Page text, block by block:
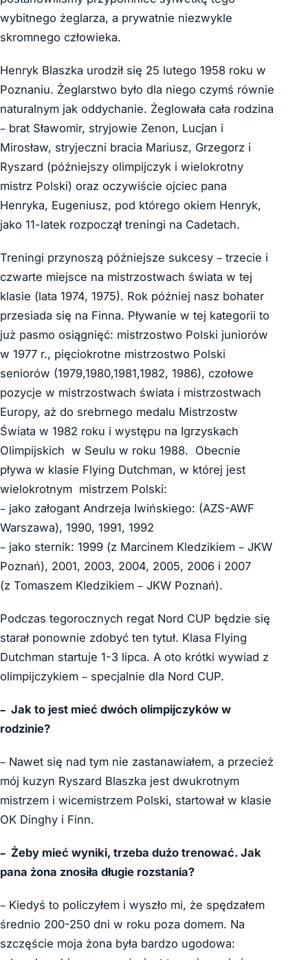
wybitnego żeglarza, a prywatnie niezwykle
skromnego człowieka.
Henryk Blaszka urodził się 25 lutego 1958 roku w
Poznaniu. Żeglarstwo było dla niego czymś równie
naturalnym jak oddychanie. Żeglowała cała rodzina
– brat Sławomir, stryjowie Zenon, Lucjan i
Mirosław, stryjeczni bracia Mariusz, Grzegorz i
Ryszard (późniejszy olimpijczyk i wielokrotny
mistrz Polski) oraz oczywiście ojciec pana
Henryka, Eugeniusz, pod którego okiem Henryk,
jako 11-latek rozpoczął treningi na Cadetach.
Treningi przynoszą późniejsze sukcesy – trzecie i
czwarte miejsce na mistrzostwach świata w tej
klasie (lata 1974, 1975). Rok później nasz bohater
przesiada się na Finna. Pływanie w tej kategorii to
już pasmo osiągnięć: mistrzostwo Polski juniorów
w 1977 r., pięciokrotne mistrzostwo Polski
seniorów (1979,1980,1981,1982, 1986), czołowe
pozycje w mistrzostwach świata i mistrzostwach
Europy, aż do srebrnego medalu Mistrzostw
Świata w 1982 roku i występu na Igrzyskach
Olimpijskich w Seulu w roku 1988. Obecnie
pływa w klasie Flying Dutchman, w której jest
wielokrotnym mistrzem Polski:
– jako załogant Andrzeja Iwińskiego: (AZS-AWF
Warszawa), 1990, 1991, 1992
– jako sternik: 1999 (z Marcinem Kledzikiem – JKW
Poznań), 2001, 2003, 2004, 2005, 2006 i 2007
(z Tomaszem Kledzikiem – JKW Poznań).
Podczas tegorocznych regat Nord CUP będzie się
starał ponownie zdobyć ten tytuł. Klasa Flying
Dutchman startuje 1-3 lipca. A oto krótki wywiad z
olimpijczykiem – specjalnie dla Nord CUP.
– Jak to jest mieć dwóch olimpijczyków w
rodzinie?
– Nawet się nad tym nie zastanawiałem, a przecież
mój kuzyn Ryszard Blaszka jest dwukrotnym
mistrzem i wicemistrzem Polski, startował w klasie
OK Dinghy i Finn.
– Żeby mieć wyniki, trzeba dużo trenować. Jak
pana żona znosiła długie rozstania?
– Kiedyś to policzyłem i wyszło mi, że spędzałem
średnio 200-250 dni w roku poza domem. Na
szczęście moja żona była bardzo ugodowa: